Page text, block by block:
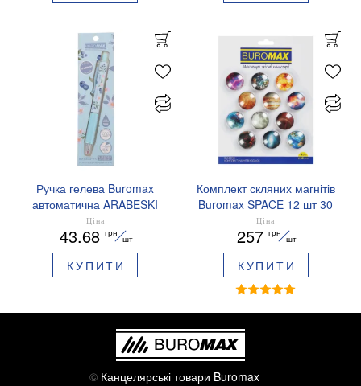
Ручка гелева Buromax
автоматична ARABESKI
0.5 мм ароматизований
грип синє чорнило в
блістері BM.8379-02
Ціна
43.68 грн
шт
КУПИТИ
Комплект скляних магнітів
Buromax SPACE 12 шт 30
мм BM.0048
Ціна
257 грн
шт
КУПИТИ
© Канцелярські товари Buromax